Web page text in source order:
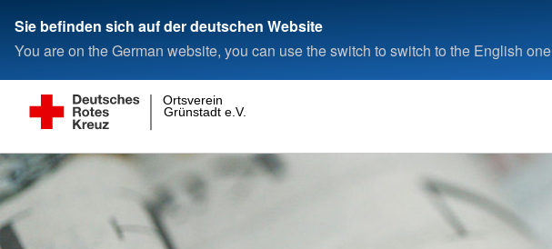
Sie befinden sich auf der deutschen Website
You are on the German website, you can use the switch to switch to the English one
Grünstadt e.V.
Ortsverein